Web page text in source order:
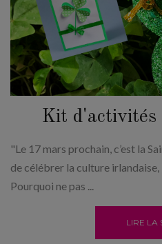
Kit
"Le 17 mars prochain, c’est la
de célébrer la culture
Pourquoi ne pas ...
LIRE LA